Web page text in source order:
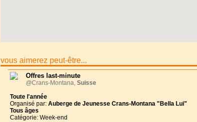
vous aimerez peut-être...
Offres last-minute
@Crans-Montana, Suisse
Toute l'année
Organisé par: Auberge de Jeunesse Crans-Montana "Bella Lui"
Tous âges
Catégorie: Week-end